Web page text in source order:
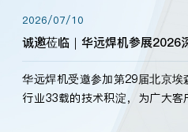
标准，持之以恒研发新产品、新
海内外客户为目睹公司发布的新
2026/07/10
诚邀莅临｜华远焊机参展2026
华远焊机受邀参加第29届北京
行业33载的技术积淀，为广大